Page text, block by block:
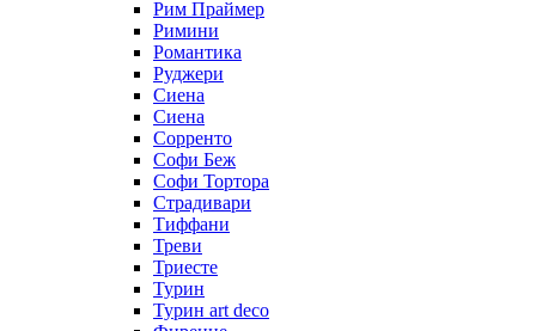
Рим Праймер
Римини
Романтика
Руджери
Сиена
Сиена
Сорренто
Софи Беж
Софи Тортора
Страдивари
Тиффани
Треви
Триесте
Турин
Турин art deco